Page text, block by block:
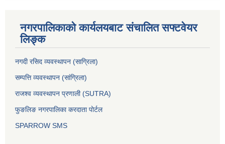
नगरपालिकाको कार्यलयबाट संचालित सफ्टवेयर
लिङ्क
नगदी रसिद व्यवस्थापन (साग्रिला)
सम्पत्ति व्यवस्थापन (सांग्रिला)
राजश्व व्यवस्थापन प्रणाली (SUTRA)
फुङलिङ नगरपालिका करदाता पोर्टल
SPARROW SMS